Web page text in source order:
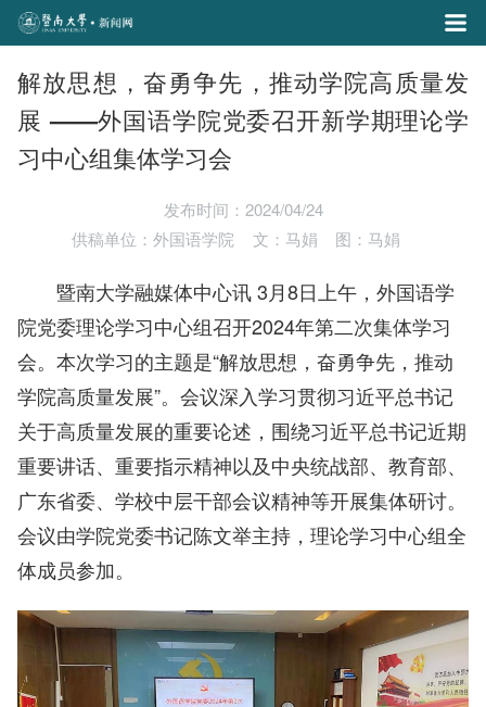
解放思想，奋勇争先，推动学院高质量发
展 ——外国语学院党委召开新学期理论学
习中心组集体学习会
发布时间：2024/04/24
供稿单位：外国语学院
文：马娟 图：马娟
暨南大学融媒体中心讯 3月8日上午，外国语学
院党委理论学习中心组召开2024年第二次集体学习
会。本次学习的主题是“解放思想，奋勇争先，推动
学院高质量发展”。会议深入学习贯彻习近平总书记
关于高质量发展的重要论述，围绕习近平总书记近期
重要讲话、重要指示精神以及中央统战部、教育部、
广东省委、学校中层干部会议精神等开展集体研讨。
会议由学院党委书记陈文举主持，理论学习中心组全
体成员参加。